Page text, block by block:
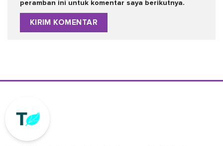
peramban ini untuk komentar saya berikutnya.